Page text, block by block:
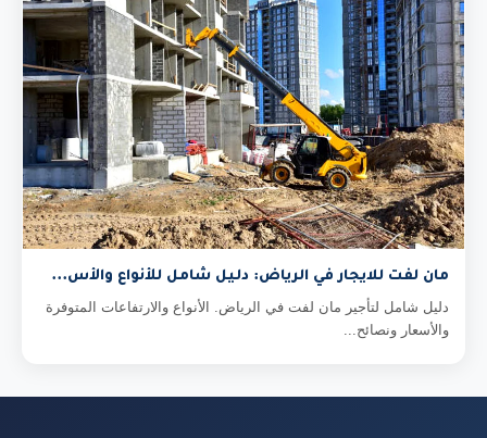
مان لفت للايجار في الرياض: دليل شامل للأنواع والأس...
دليل شامل لتأجير مان لفت في الرياض. الأنواع والارتفاعات المتوفرة
والأسعار ونصائح...